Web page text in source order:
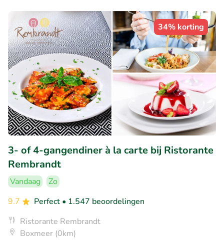
34% korting
3- of 4-gangendiner à la carte bij Ristorante
Rembrandt
Vandaag
Zo
9.7
Perfect • 1.547 beoordelingen
Ristorante Rembrandt
Boxmeer (0km)